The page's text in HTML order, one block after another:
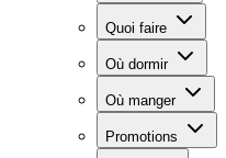
Quoi faire
Où dormir
Où manger
Promotions